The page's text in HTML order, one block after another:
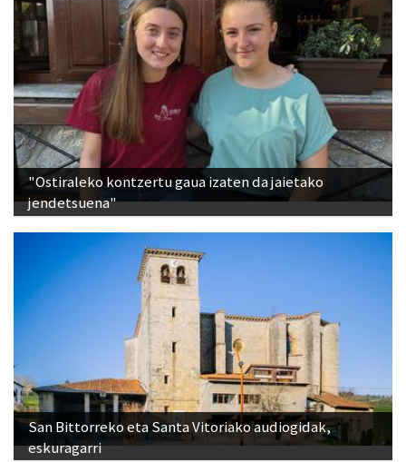
"Ostiraleko kontzertu gaua izaten da jaietako
jendetsuena"
San Bittorreko eta Santa Vitoriako audiogidak,
eskuragarri